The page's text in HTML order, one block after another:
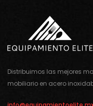
Distribuimos las mejores
mobiliario en acero